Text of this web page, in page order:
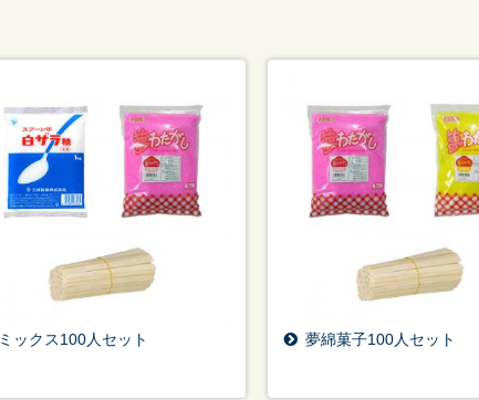
ミックス100人セット 夢綿菓子100人セット